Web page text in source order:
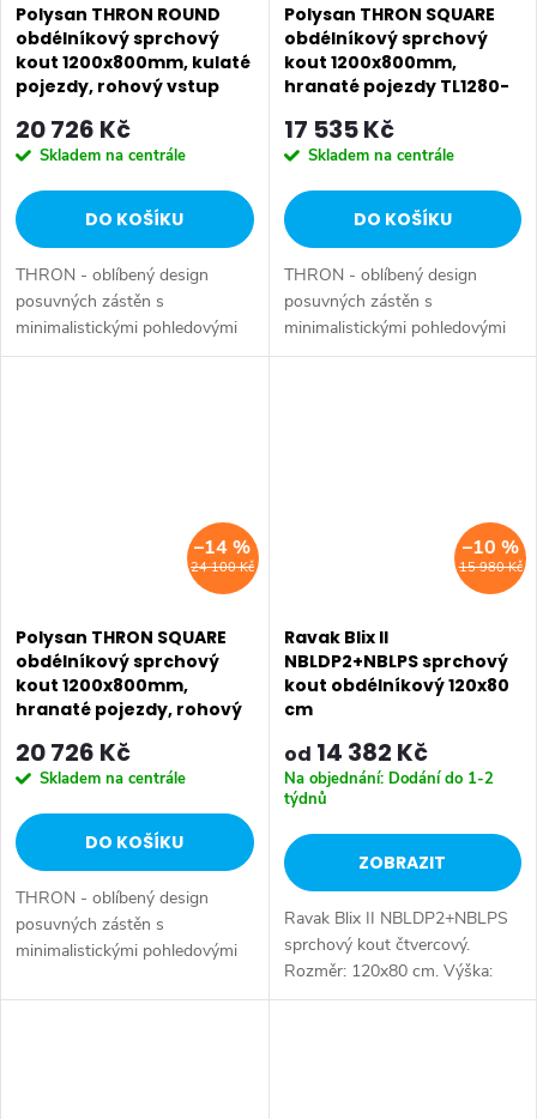
Polysan THRON ROUND
obdélníkový sprchový
kout 1200x800mm, kulaté
pojezdy, rohový vstup
20 726 Kč
Skladem na centrále
DO KOŠÍKU
THRON - oblíbený design
posuvných zástěn s
minimalistickými pohledovými
koly, která zajišťují tichý a lehký
Polysan THRON SQUARE
obdélníkový sprchový
kout 1200x800mm,
hranaté pojezdy TL1280-
17 535 Kč
Skladem na centrále
DO KOŠÍKU
THRON - oblíbený design
posuvných zástěn s
minimalistickými pohledovými
koly, která zajišťují tichý a lehký
24 100 Kč
–14 %
Polysan THRON SQUARE
obdélníkový sprchový
kout 1200x800mm,
hranaté pojezdy, rohový
20 726 Kč
Skladem na centrále
DO KOŠÍKU
THRON - oblíbený design
posuvných zástěn s
minimalistickými pohledovými
pohyb masivních skleněných
15 980 Kč
–10 %
Ravak Blix II
NBLDP2+NBLPS sprchový
kout obdélníkový 120x80
cm
od 14 382 Kč
Na objednání: Dodání do 1-2
týdnů
ZOBRAZIT
Ravak Blix II NBLDP2+NBLPS
sprchový kout čtvercový.
Rozměr: 120x80 cm. Výška:
195 cm. Výběr rámu - bílá